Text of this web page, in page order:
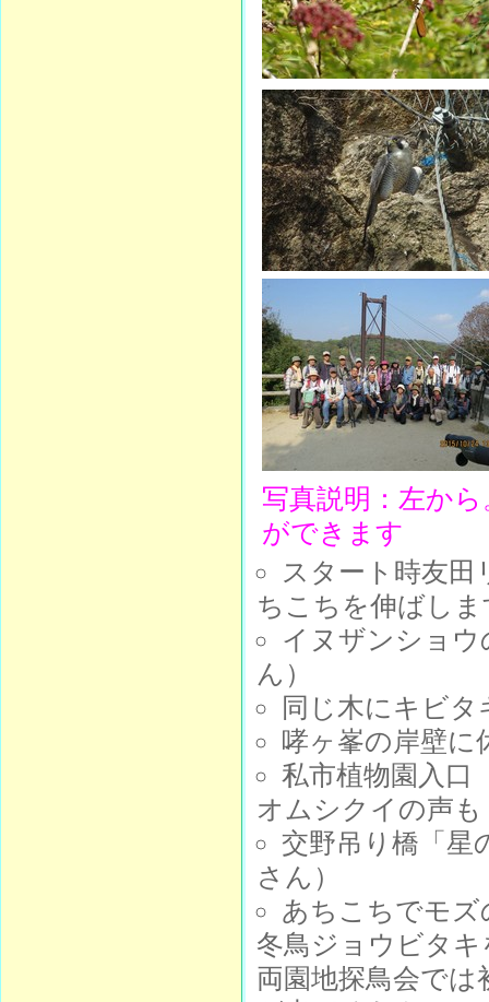
写真説明：左か
ができます
スタート時友田
ちこちを伸ばし
イヌザンショ
ん）
同じ木にキビ
哮ヶ峯の岸壁に
私市植物園入口
オムシクイの声
交野吊り橋「星
さん）
あちこちでモズ
冬鳥ジョウビタ
両園地探鳥会で